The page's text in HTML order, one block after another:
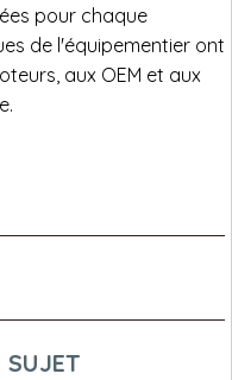
pour chaque
de l'équipementier ont
aux OEM et aux
SUJET